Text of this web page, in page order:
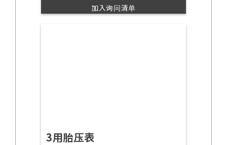
加入询问清单
3用胎压表